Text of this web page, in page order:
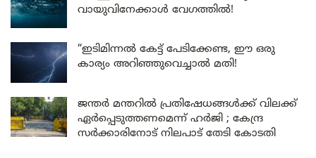
വായുവിനേക്കാൾ വേഗത്തിൽ!
“ഇടിമിന്നൽ കേട്ട് പേടിക്കേണ്ട, ഈ ഒരു
കാര്യം അറിഞ്ഞുവെച്ചാൽ മതി!
ജന്തർ മന്തറിൽ പ്രതിഷേധങ്ങൾക്ക് വിലക്ക്
ഏർപ്പെടുത്തണമെന്ന് ഹർജി ; കേന്ദ്ര
സർക്കാരിനോട് നിലപാട് തേടി കോടതി